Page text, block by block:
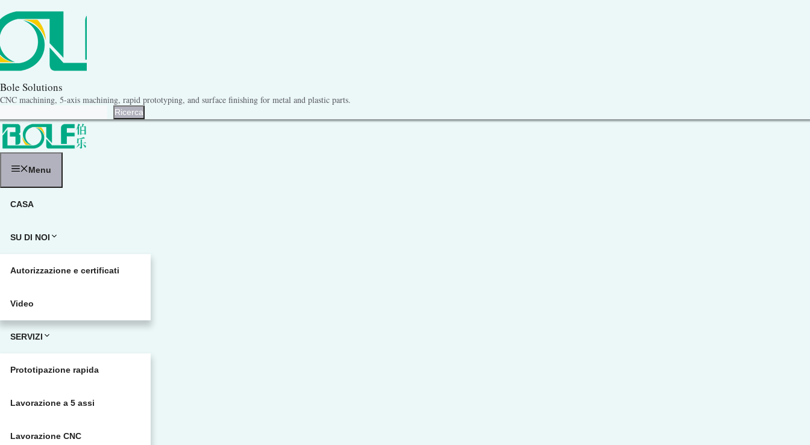
al
contenuto
Bole Solutions
CNC machining, 5-axis machining, rapid prototyping, and surface finishing for metal and plastic parts.
Ricerca
Menu
CASA
SU DI NOI
Autorizzazione e certificati
Video
SERVIZI
Prototipazione rapida
Lavorazione a 5 assi
Lavorazione CNC